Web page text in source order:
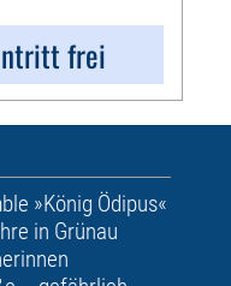
frei
»König Ödipus«
in Grünau